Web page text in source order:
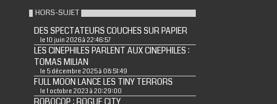
HORS-SUJET
DES SPECTATEURS COUCHES SUR PAPIER
le 10 juin 2026 à 22:46:57
LES CINEPHILES PARLENT AUX CINEPHILES :
TOMAS MILIAN
le 5 décembre 2025 à 08:51:49
FULL MOON LANCE LES TINY TERRORS
le 1 octobre 2023 à 20:29:00